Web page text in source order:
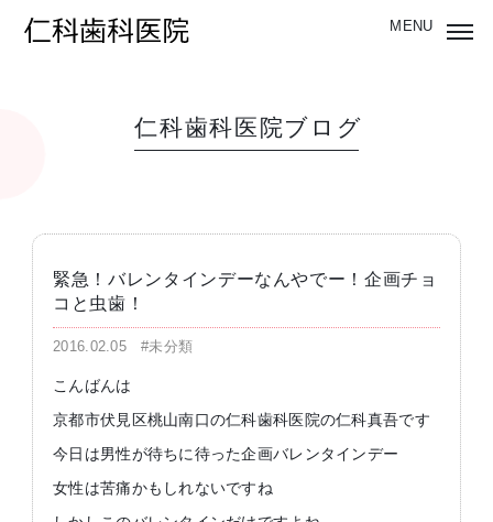
仁科歯科医院ブログ
緊急！バレンタインデーなんやでー！企画チョ
コと虫歯！
2016.02.05#未分類
こんばんは
京都市伏見区桃山南口の仁科歯科医院の仁科真吾です
今日は男性が待ちに待った企画バレンタインデー
女性は苦痛かもしれないですね